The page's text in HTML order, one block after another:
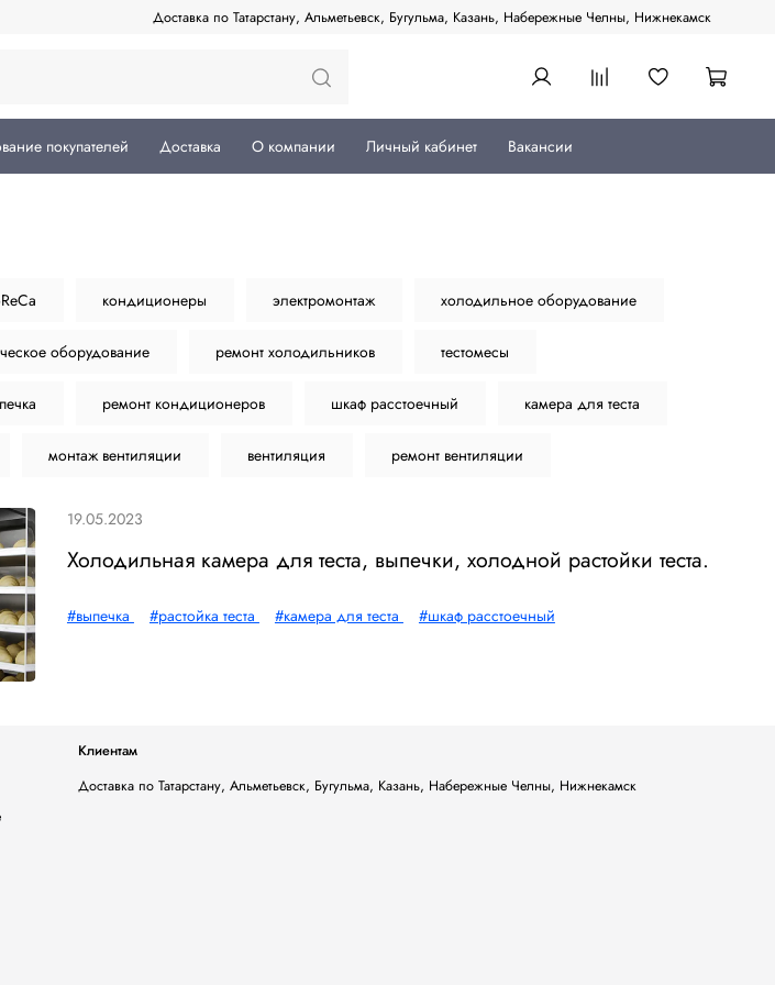
Доставка по Татарстану, Альметьевск, Бугульма, Казань, Набережные Челны, Нижнекамск
покупателей Доставка О компании Личный кабинет
Вакансии
кондиционеры электромонтаж холодильное оборудование
оборудование ремонт холодильников тестомесы
ремонт кондиционеров шкаф расстоечный камера для теста
монтаж вентиляции вентиляция ремонт вентиляции
Холодильная камера для теста, выпечки, холодной растойки теста.
19.05.2023
#выпечка #растойка теста #камера для теста #шкаф расстоечный
Клиентам
Доставка по Татарстану, Альметьевск, Бугульма, Казань, Набережные Челны, Нижнекамск